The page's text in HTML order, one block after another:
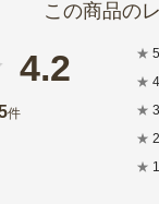
4.2
件
★ 5
★ 4
★ 3
★ 2
★ 1